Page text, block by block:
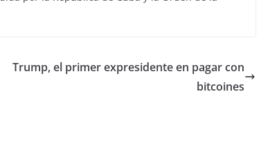
Trump, el primer expresidente en pagar con
bitcoines